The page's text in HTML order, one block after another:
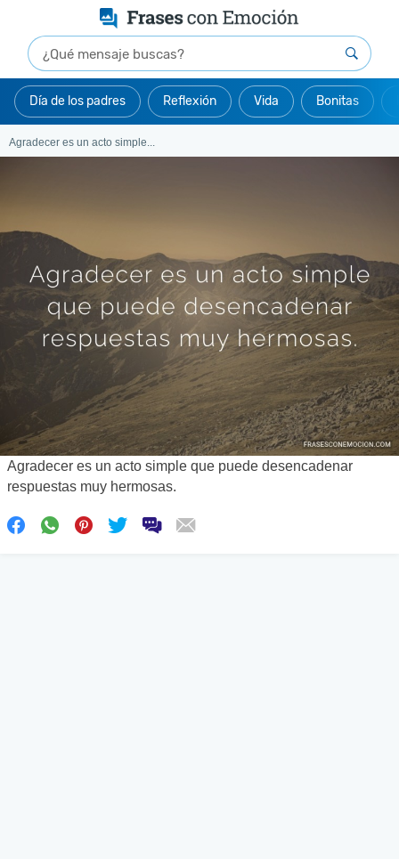
Día de los padres Reflexión Vida Bonitas
Agradecer es un acto simple...
Agradecer es un acto simple que puede desencadenar
respuestas muy hermosas.